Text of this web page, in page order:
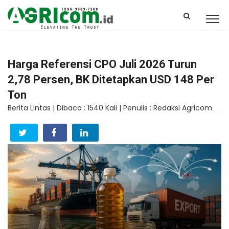
Harga Referensi CPO Juli 2026 Turun
2,78 Persen, BK Ditetapkan USD 148 Per
Ton
Berita Lintas | Dibaca : 1540 Kali | Penulis : Redaksi Agricom